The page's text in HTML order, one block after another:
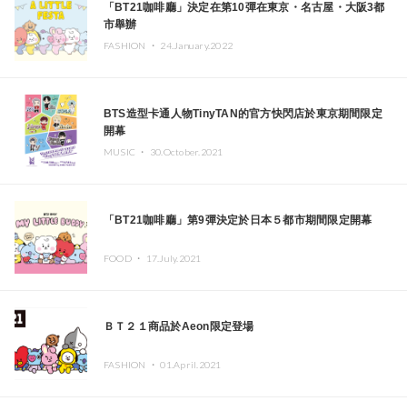
「BT21咖啡廳」決定在第10彈在東京・名古屋・大阪3都
市舉辦
FASHION ・ 24.January.2022
BTS造型卡通人物TinyTAN的官方快閃店於東京期間限定
開幕
MUSIC ・ 30.October.2021
「BT21咖啡廳」第9彈決定於日本５都市期間限定開幕
FOOD ・ 17.July.2021
ＢＴ２１商品於Aeon限定登場
FASHION ・01.April.2021